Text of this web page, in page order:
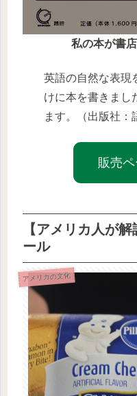
私の本が書
英語の自然な表現
けに本を書きまし
ます。（出版社：
販売
【アメリカ人が
ール
アメリカの文化